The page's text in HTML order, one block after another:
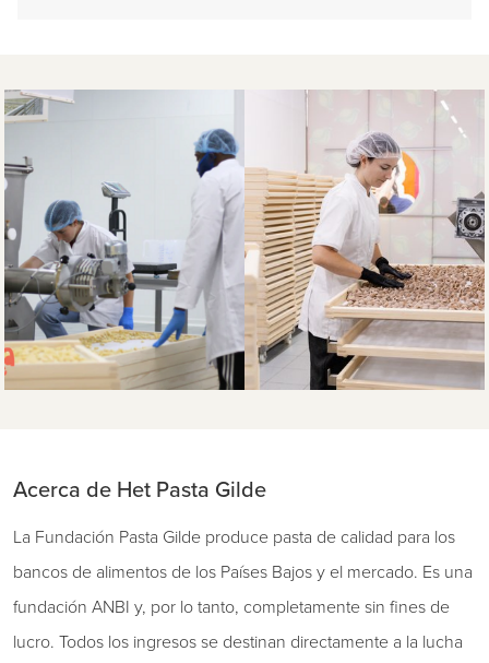
Acerca de Het Pasta Gilde
La Fundación Pasta Gilde produce pasta de calidad para los
bancos de alimentos de los Países Bajos y el mercado. Es una
fundación ANBI y, por lo tanto, completamente sin fines de
lucro. Todos los ingresos se destinan directamente a la lucha